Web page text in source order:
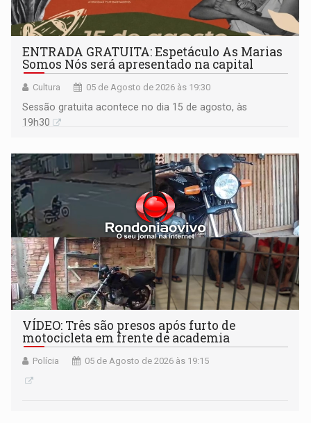
ENTRADA GRATUITA: Espetáculo As Marias
Somos Nós será apresentado na capital
Cultura 05 de Agosto de 2026 às 19:30
Sessão gratuita acontece no dia 15 de agosto, às
19h30
VÍDEO: Três são presos após furto de
motocicleta em frente de academia
Polícia 05 de Agosto de 2026 às 19:15